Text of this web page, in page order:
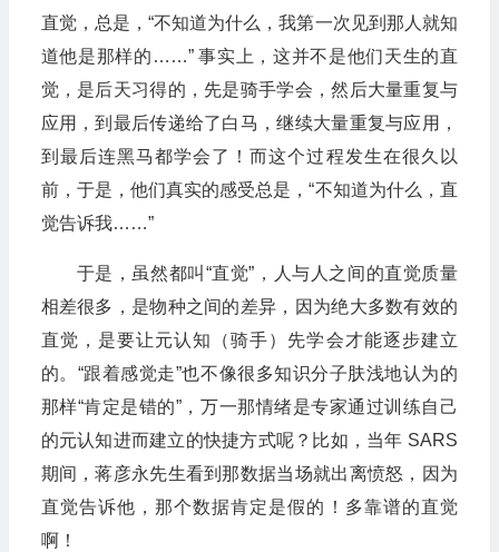
直觉，总是，“不知道为什么，我第一次见到那人就知
道他是那样的……” 事实上，这并不是他们天生的直
觉，是后天习得的，先是骑手学会，然后大量重复与
应用，到最后传递给了白马，继续大量重复与应用，
到最后连黑马都学会了！而这个过程发生在很久以
前，于是，他们真实的感受总是，“不知道为什么，直
觉告诉我……”
于是，虽然都叫“直觉”，人与人之间的直觉质量
相差很多，是物种之间的差异，因为绝大多数有效的
直觉，是要让元认知（骑手）先学会才能逐步建立
的。“跟着感觉走”也不像很多知识分子肤浅地认为的
那样“肯定是错的”，万一那情绪是专家通过训练自己
的元认知进而建立的快捷方式呢？比如，当年 SARS
期间，蒋彦永先生看到那数据当场就出离愤怒，因为
直觉告诉他，那个数据肯定是假的！多靠谱的直觉
啊！